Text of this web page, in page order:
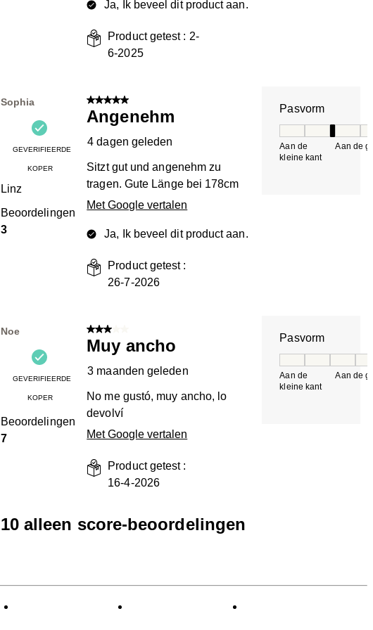
Ja, Ik beveel dit product aan.
Product getest : 2-
6-2025
Sophia
GEVERIFIEERDE
KOPER
Linz
Beoordelingen
3
5 van 5 sterren.
Angenehm
4 dagen geleden
Sitzt gut und angenehm zu
tragen. Gute Länge bei 178cm
Met Google vertalen
Ja, Ik beveel dit product aan.
Product getest :
26-7-2026
Pasvorm
Aan de
kleine kant
Aan de
Noe
GEVERIFIEERDE
KOPER
Beoordelingen
7
3 van 5 sterren.
Muy ancho
3 maanden geleden
No me gustó, muy ancho, lo
devolví
Met Google vertalen
Product getest :
16-4-2026
Pasvorm
Aan de
kleine kant
Aan de
10 alleen score-beoordelingen